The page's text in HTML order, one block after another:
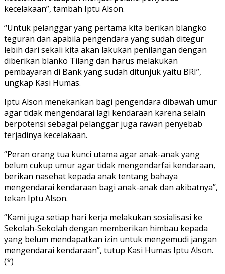
kecelakaan”, tambah Iptu Alson.
“Untuk pelanggar yang pertama kita berikan blangko
teguran dan apabila pengendara yang sudah ditegur
lebih dari sekali kita akan lakukan penilangan dengan
diberikan blanko Tilang dan harus melakukan
pembayaran di Bank yang sudah ditunjuk yaitu BRI”,
ungkap Kasi Humas.
Iptu Alson menekankan bagi pengendara dibawah umur
agar tidak mengendarai lagi kendaraan karena selain
berpotensi sebagai pelanggar juga rawan penyebab
terjadinya kecelakaan.
“Peran orang tua kunci utama agar anak-anak yang
belum cukup umur agar tidak mengendarfai kendaraan,
berikan nasehat kepada anak tentang bahaya
mengendarai kendaraan bagi anak-anak dan akibatnya”,
tekan Iptu Alson.
“Kami juga setiap hari kerja melakukan sosialisasi ke
Sekolah-Sekolah dengan memberikan himbau kepada
yang belum mendapatkan izin untuk mengemudi jangan
mengendarai kendaraan”, tutup Kasi Humas Iptu Alson.
(*)